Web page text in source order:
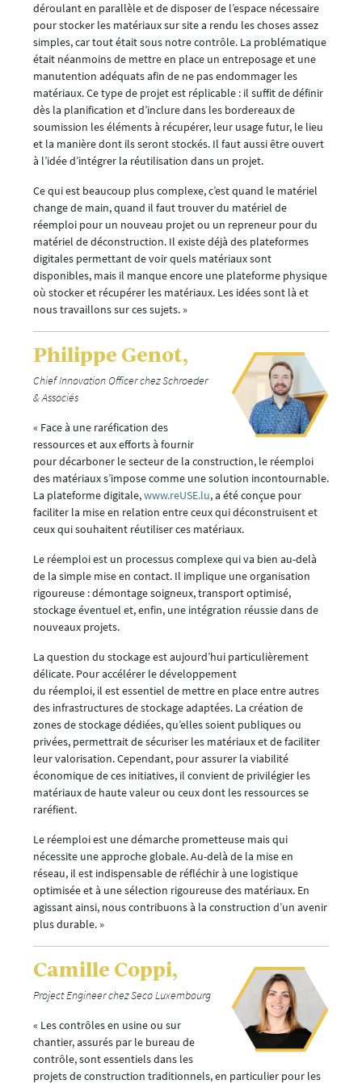
déroulant en parallèle et de disposer de l’espace nécessaire
pour stocker les matériaux sur site a rendu les choses assez
simples, car tout était sous notre contrôle. La problématique
était néanmoins de mettre en place un entreposage et une
manutention adéquats afin de ne pas endommager les
matériaux. Ce type de projet est réplicable : il suffit de définir
dès la planification et d’inclure dans les bordereaux de
soumission les éléments à récupérer, leur usage futur, le lieu
et la manière dont ils seront stockés. Il faut aussi être ouvert
à l’idée d’intégrer la réutilisation dans un projet.
Ce qui est beaucoup plus complexe, c’est quand le matériel
change de main, quand il faut trouver du matériel de
réemploi pour un nouveau projet ou un repreneur pour du
matériel de déconstruction. Il existe déjà des plateformes
digitales permettant de voir quels matériaux sont
disponibles, mais il manque encore une plateforme physique
où stocker et récupérer les matériaux. Les idées sont là et
nous travaillons sur ces sujets. »
Philippe Genot,
Chief Innovation Officer chez Schroeder
& Associés
« Face à une raréfication des
ressources et aux efforts à fournir
pour décarboner le secteur de la construction, le réemploi
des matériaux s’impose comme une solution incontournable.
La plateforme digitale,www.reUSE.lu, a été conçue pour
faciliter la mise en relation entre ceux qui déconstruisent et
ceux qui souhaitent réutiliser ces matériaux.
Le réemploi est un processus complexe qui va bien au-delà
de la simple mise en contact. Il implique une organisation
rigoureuse : démontage soigneux, transport optimisé,
stockage éventuel et, enfin, une intégration réussie dans de
nouveaux projets.
La question du stockage est aujourd’hui particulièrement
délicate. Pour accélérer le développement
du réemploi, il est essentiel de mettre en place entre autres
des infrastructures de stockage adaptées. La création de
zones de stockage dédiées, qu’elles soient publiques ou
privées, permettrait de sécuriser les matériaux et de faciliter
leur valorisation. Cependant, pour assurer la viabilité
économique de ces initiatives, il convient de privilégier les
matériaux de haute valeur ou ceux dont les ressources se
raréfient.
Le réemploi est une démarche prometteuse mais qui
nécessite une approche globale. Au-delà de la mise en
réseau, il est indispensable de réfléchir à une logistique
optimisée et à une sélection rigoureuse des matériaux. En
agissant ainsi, nous contribuons à la construction d’un avenir
plus durable. »
Camille Coppi,
Project Engineer chez Seco Luxembourg
« Les contrôles en usine ou sur
chantier, assurés par le bureau de
contrôle, sont essentiels dans les
projets de construction traditionnels, en particulier pour les